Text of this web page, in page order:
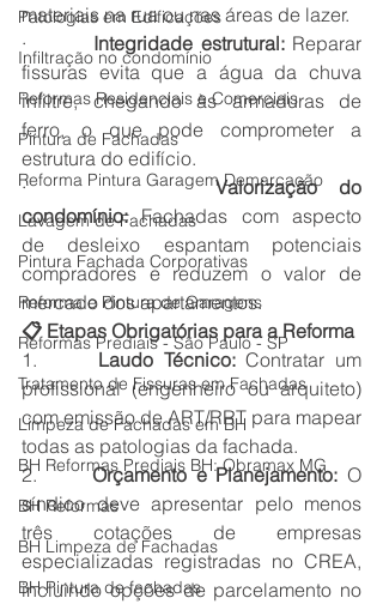
Patologias em Edificações
Infiltração no condomínio
Reformas Residenciais e Comerciais
Pintura de Fachadas
Reforma Pintura Garagem Demarcação
Lavagem de Fachadas
Pintura Fachada Corporativas
Reforma e Pintura de Garagens
Reformas Prediais - São Paulo - SP
Tratamento de Fissuras em Fachadas
Limpeza de Fachadas em BH
BH Reformas Prediais BH: Obramax MG
BH Reformas
BH Limpeza de Fachadas
BH Pintura de fachadas
materiais na rua ou nas áreas de lazer.
· Integridade estrutural: Reparar
fissuras evita que a água da chuva
infiltre, chegando às armaduras de
ferro, o que pode comprometer a
estrutura do edifício.
· Valorização do
condomínio: Fachadas com aspecto
de desleixo espantam potenciais
compradores e reduzem o valor de
mercado dos apartamentos.
📋 Etapas Obrigatórias para a Reforma
1. Laudo Técnico: Contratar um
profissional (engenheiro ou arquiteto)
com emissão de ART/RRT para mapear
todas as patologias da fachada.
2. Orçamento e Planejamento: O
síndico deve apresentar pelo menos
três cotações de empresas
especializadas registradas no CREA,
incluindo opções de parcelamento no